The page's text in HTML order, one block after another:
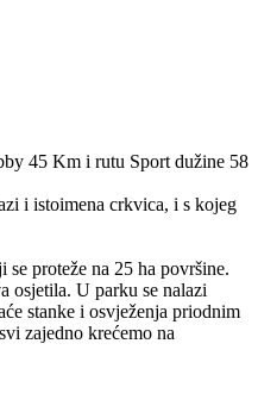
45 Km i rutu Sport dužine 58
i istoimena crkvica, i s kojeg
proteže na 25 ha površine.
osjetila. U parku se nalazi
stanke i osvježenja priodnim
zajedno krećemo na